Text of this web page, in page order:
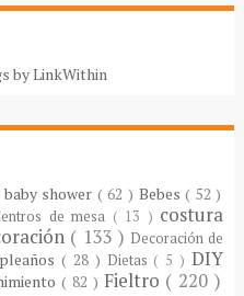
baby shower ( 62 ) Bebes( 52 )
de mesa ( 13 ) costura
( 133 ) Decoración de
( 28 ) Dietas ( 5 )DIY
( 82 ) Fieltro ( 220 )